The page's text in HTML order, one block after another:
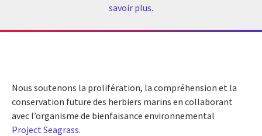
savoir plus.
Nous soutenons la prolifération, la compréhension et la
conservation future des herbiers marins en collaborant
avec l’organisme de bienfaisance environnemental
Project Seagrass.